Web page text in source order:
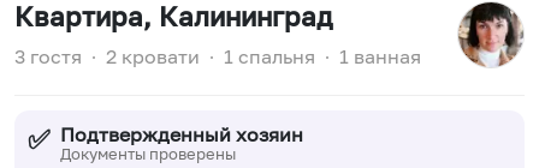
Квартира, Калининград
3 гостя ∙ 2 кровати ∙ 1 спальня ∙ 1 ванная
✅ Подтвержденный хозяин
Документы проверены